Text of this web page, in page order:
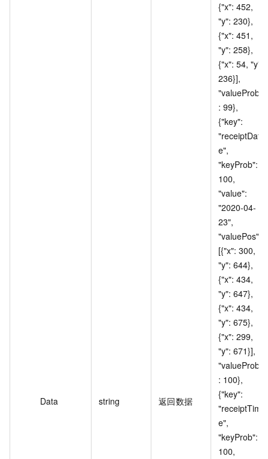
Data string 返回数据
{"x": 452,
"y": 230},
{"x": 451,
"y": 258},
{"x": 54, "y":
236}],
"valueProb"
: 99},
{"key":
"receiptDat
e",
"keyProb":
100,
"value":
"2020-04-
23",
"valuePos":
[{"x": 300,
"y": 644},
{"x": 434,
"y": 647},
{"x": 434,
"y": 675},
{"x": 299,
"y": 671}],
"valueProb"
: 100},
{"key":
"receiptTim
e",
"keyProb":
100,